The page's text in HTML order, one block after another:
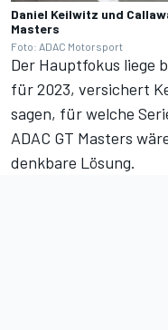
Daniel Keilwitz und
Masters
Foto: ADAC Motorsport
Der Hauptfokus liege
für 2023, versichert
sagen, für welche
ADAC GT Masters
denkbare Lösung.